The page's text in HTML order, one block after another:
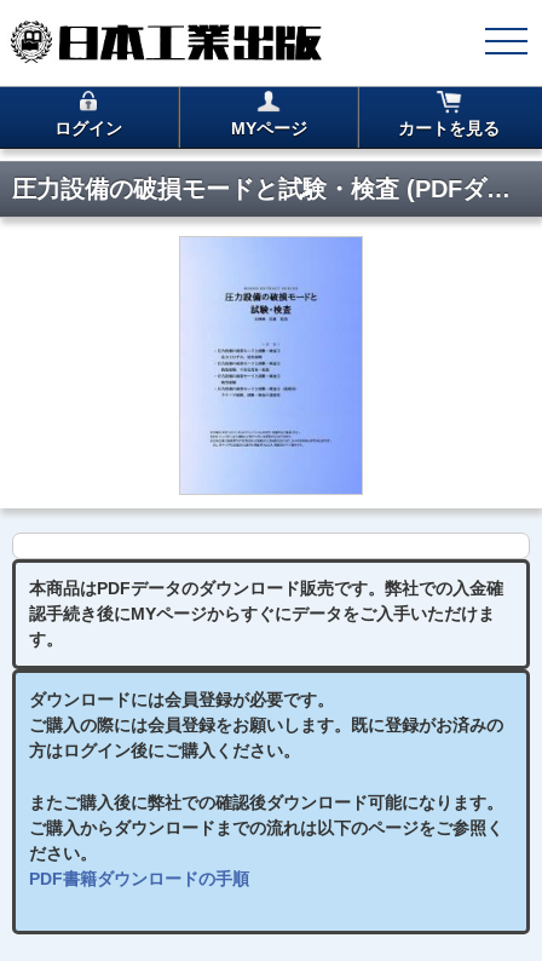
ログイン MYページ カートを見る
圧力設備の破損モードと試験・検査 (PDFダウンロード版)
本商品はPDFデータのダウンロード販売です。弊社での入金確
認手続き後にMYページからすぐにデータをご入手いただけま
す。
ダウンロードには会員登録が必要です。
ご購入の際には会員登録をお願いします。既に登録がお済みの
方はログイン後にご購入ください。
またご購入後に弊社での確認後ダウンロード可能になります。
ご購入からダウンロードまでの流れは以下のページをご参照く
ださい。
PDF書籍ダウンロードの手順